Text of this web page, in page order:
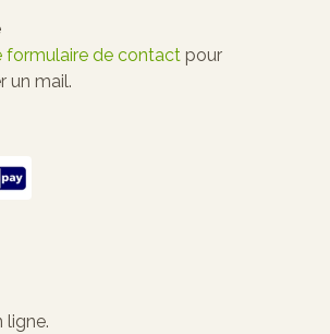
formulaire de contact pour
un mail.
ligne.